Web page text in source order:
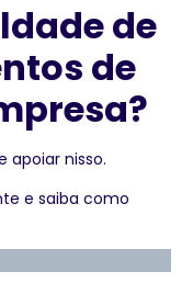
de
de
apoiar nisso.
e saiba como